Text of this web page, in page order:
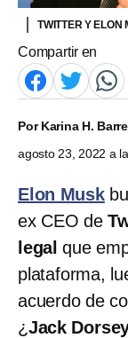
TWITTER Y ELON
Compartir en
PorKarina H.
agosto 23, 2022 a
Elon Musk
ex CEO de
legal que
plataforma,
acuerdo de
¿Jack